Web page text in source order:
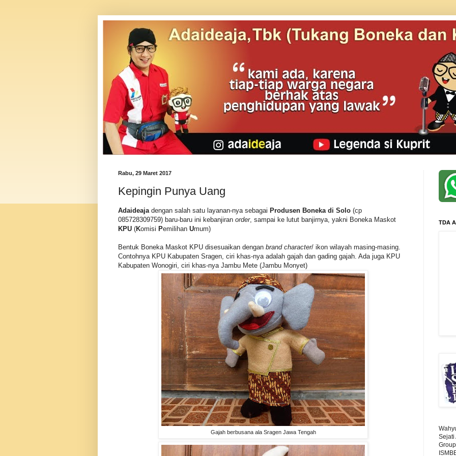
Rabu, 29 Maret 2017
Kepingin Punya Uang
Adaideaja dengan salah satu layanan-nya sebagai Produsen Boneka di Solo (cp
085728309759) baru-baru ini kebanjiran order, sampai ke lutut banjirnya, yakni Boneka Maskot
KPU (Komisi Pemilihan Umum)
Bentuk Boneka Maskot KPU disesuaikan dengan brand character/ ikon wilayah masing-masing.
Contohnya KPU Kabupaten Sragen, ciri khas-nya adalah gajah dan gading gajah. Ada juga KPU
Kabupaten Wonogiri, ciri khas-nya Jambu Mete (Jambu Monyet)
Gajah berbusana ala Sragen Jawa Tengah
TDA
Sejati